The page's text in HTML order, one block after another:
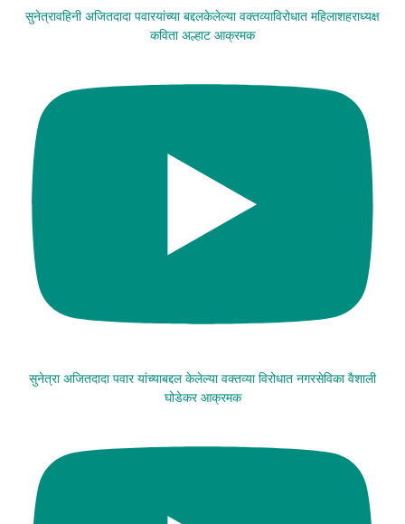
सुनेत्रावहिनी अजितदादा पवारयांच्या बद्दलकेलेल्या वक्तव्याविरोधात महिलाशहराध्यक्ष
कविता अल्हाट आक्रमक
सुनेत्रा अजितदादा पवार यांच्याबद्दल केलेल्या वक्तव्या विरोधात नगरसेविका वैशाली
घोडेकर आक्रमक